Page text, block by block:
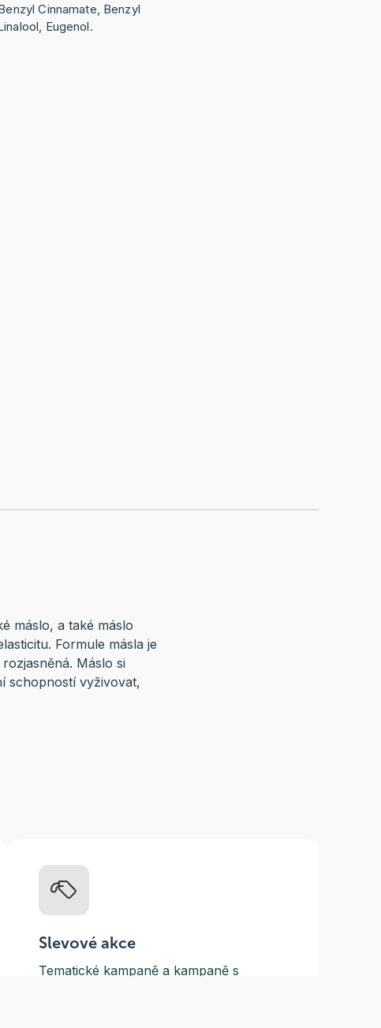
Cinnamate, Benzyl
Eugenol.
máslo, a také máslo
Formule másla je
Máslo si
schopností vyživovat,
Slevové akce
Tematické kampaně a kampaně s